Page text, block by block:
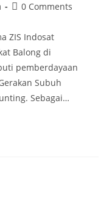
0 Comments
ZIS Indosat
Balong di
pemberdayaan
Subuh
Sebagai…